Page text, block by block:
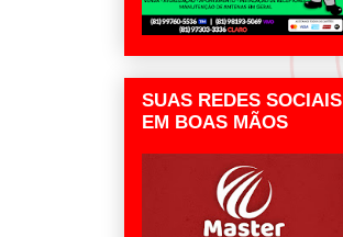
SUAS REDES SOCIAIS
EM BOAS MÃOS